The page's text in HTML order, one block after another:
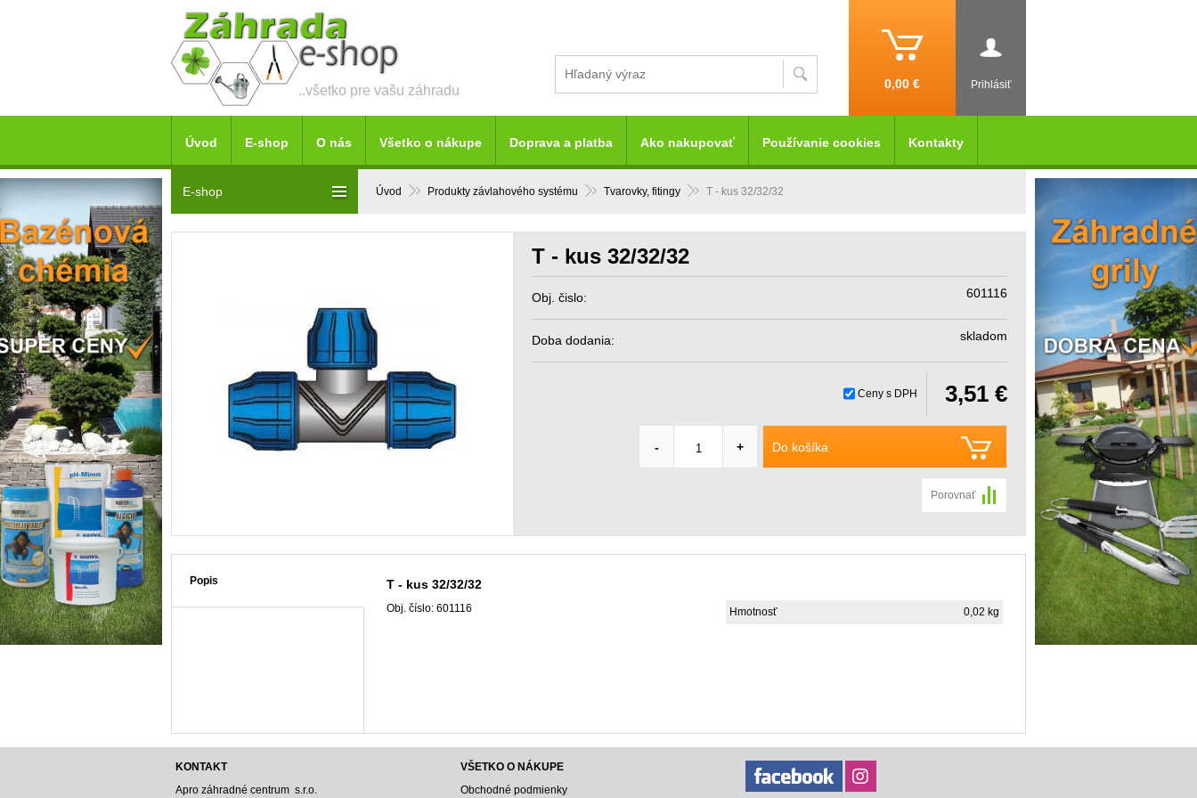
..všetko pre vašu záhradu Prihlásiť
0,00 €
Úvod Produkty závlahového systému Tvarovky, fitingy T - kus 32/32/32
T - kus 32/32/32
Obj. čislo: 601116
Doba dodania: skladom
Ceny s DPH 3,51 €
Do košíka
- +
Porovnať
Popis T - kus 32/32/32
Hmotnosť 0,02 kg
Obj. číslo: 601116
E-shop
Úvod E-shop O nás Všetko o nákupe Doprava a platba Ako nakupovať Používanie cookies Kontakty
KONTAKT
Apro záhradné centrum s.r.o.
VŠETKO O NÁKUPE
Obchodné podmienky